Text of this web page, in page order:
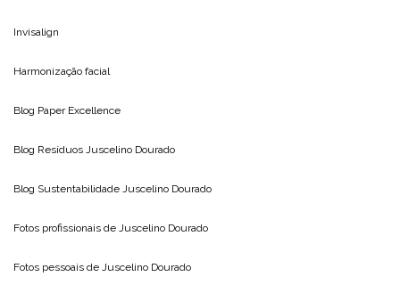
Invisalign
Harmonização facial
Blog Paper Excellence
Blog Resíduos Juscelino Dourado
Blog Sustentabilidade Juscelino Dourado
Fotos profissionais de Juscelino Dourado
Fotos pessoais de Juscelino Dourado